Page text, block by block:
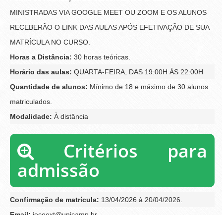
MINISTRADAS VIA GOOGLE MEET OU ZOOM E OS ALUNOS
RECEBERÃO O LINK DAS AULAS APÓS EFETIVAÇÃO DE SUA
MATRÍCULA NO CURSO.
Horas a Distância: 30 horas teóricas.
Horário das aulas: QUARTA-FEIRA, DAS 19:00H ÀS 22:00H
Quantidade de alunos: Mínimo de 18 e máximo de 30 alunos
matriculados.
Modalidade: À distância
Critérios para
admissão
Confirmação de matrícula: 13/04/2026 à 20/04/2026.